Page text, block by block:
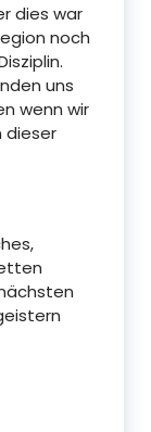
dies war
noch
uns
wenn wir
dieser